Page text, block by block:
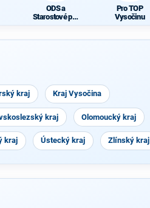
ODS a
Starostové pro
Pro TOP
Vysočinu
kraj Kraj Vysočina
kraj Olomoucký kraj
kraj Ústecký kraj Zlínský kraj